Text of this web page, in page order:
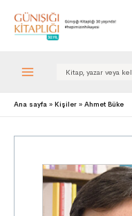
Search
Ana sayfa Kişiler Ahmet Büke